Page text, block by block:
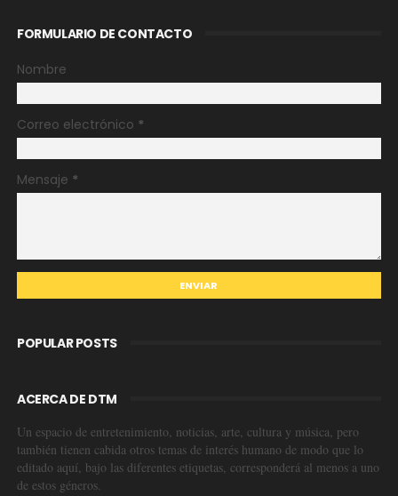
FORMULARIO DE CONTACTO
Nombre
Correo electrónico *
Mensaje *
POPULAR POSTS
ACERCA DE DTM
Un espacio de entretenimiento, noticias, arte, cultura y música, pero
también tienen cabida otros temas de interés humano de modo que lo
editado aquí, bajo las diferentes etiquetas, corresponderá al menos a uno
de estos géneros.